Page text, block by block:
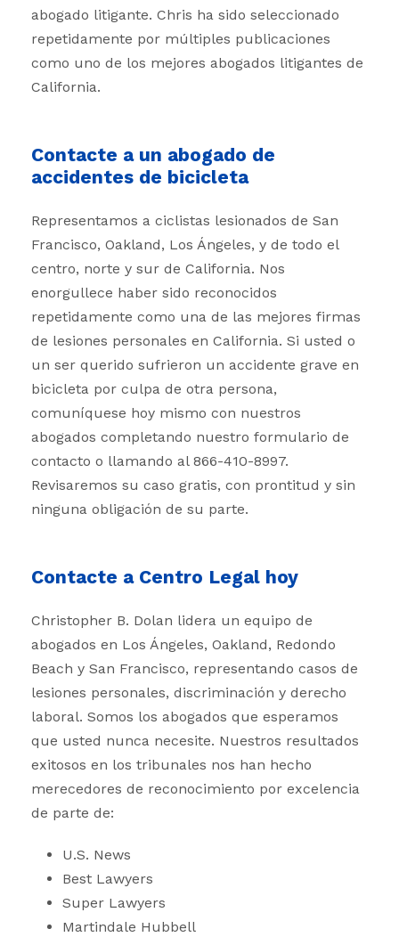
abogado litigante. Chris ha sido seleccionado
repetidamente por múltiples publicaciones
como uno de los mejores abogados litigantes de
California.
Contacte a un abogado de
accidentes de bicicleta
Representamos a ciclistas lesionados de San
Francisco, Oakland, Los Ángeles, y de todo el
centro, norte y sur de California. Nos
enorgullece haber sido reconocidos
repetidamente como una de las mejores firmas
de lesiones personales en California. Si usted o
un ser querido sufrieron un accidente grave en
bicicleta por culpa de otra persona,
comuníquese hoy mismo con nuestros
abogados completando nuestro formulario de
contacto o llamando al 866-410-8997.
Revisaremos su caso gratis, con prontitud y sin
ninguna obligación de su parte.
Contacte a Centro Legal hoy
Christopher B. Dolan lidera un equipo de
abogados en Los Ángeles, Oakland, Redondo
Beach y San Francisco, representando casos de
lesiones personales, discriminación y derecho
laboral. Somos los abogados que esperamos
que usted nunca necesite. Nuestros resultados
exitosos en los tribunales nos han hecho
merecedores de reconocimiento por excelencia
de parte de:
U.S. News
Best Lawyers
Super Lawyers
Martindale Hubbell